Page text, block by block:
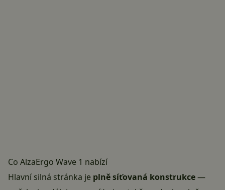
Co AlzaErgo Wave 1 nabízí
Hlavní silná stránka je plně síťovaná konstrukce—